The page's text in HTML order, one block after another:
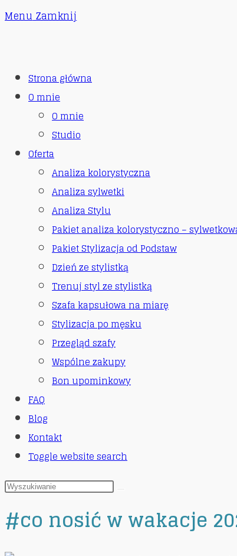
Menu Zamknij
Strona główna
O mnie
O mnie
Studio
Oferta
Analiza kolorystyczna
Analiza sylwetki
Analiza Stylu
Pakiet analiza kolorystyczno –
Pakiet Stylizacja od Podstaw
Dzień ze stylistką
Trenuj styl ze stylistką
Szafa kapsułowa na miarę
Stylizacja po męsku
Przegląd szafy
Wspólne zakupy
Bon upominkowy
FAQ
Blog
Kontakt
Toggle website search
#co nosić w wakacje